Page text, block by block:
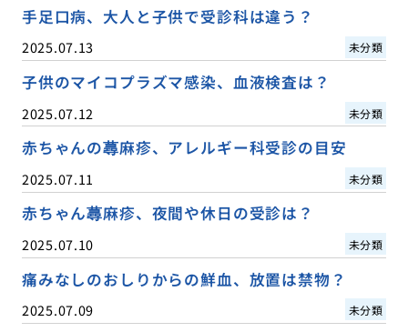
手足口病、大人と子供で受診科は違う？
2025.07.13 未分類
子供のマイコプラズマ感染、血液検査は？
2025.07.12 未分類
赤ちゃんの蕁麻疹、アレルギー科受診の目安
2025.07.11 未分類
赤ちゃん蕁麻疹、夜間や休日の受診は？
2025.07.10 未分類
痛みなしのおしりからの鮮血、放置は禁物？
2025.07.09 未分類